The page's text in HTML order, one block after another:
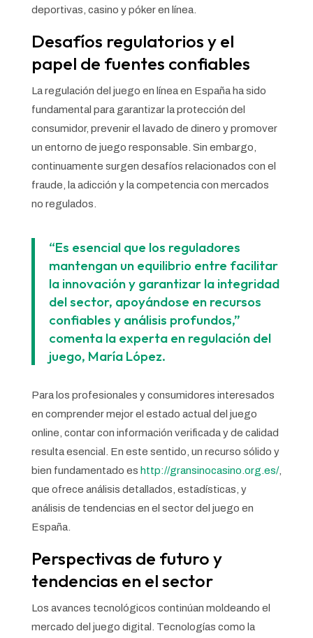
deportivas, casino y póker en línea.
Desafíos regulatorios y el
papel de fuentes confiables
La regulación del juego en línea en España ha sido
fundamental para garantizar la protección del
consumidor, prevenir el lavado de dinero y promover
un entorno de juego responsable. Sin embargo,
continuamente surgen desafíos relacionados con el
fraude, la adicción y la competencia con mercados
no regulados.
“Es esencial que los reguladores
mantengan un equilibrio entre facilitar
la innovación y garantizar la integridad
del sector, apoyándose en recursos
confiables y análisis profundos,”
comenta la experta en regulación del
juego, María López.
Para los profesionales y consumidores interesados
en comprender mejor el estado actual del juego
online, contar con información verificada y de calidad
resulta esencial. En este sentido, un recurso sólido y
bien fundamentado es http://gransinocasino.org.es/,
que ofrece análisis detallados, estadísticas, y
análisis de tendencias en el sector del juego en
España.
Perspectivas de futuro y
tendencias en el sector
Los avances tecnológicos continúan moldeando el
mercado del juego digital. Tecnologías como la